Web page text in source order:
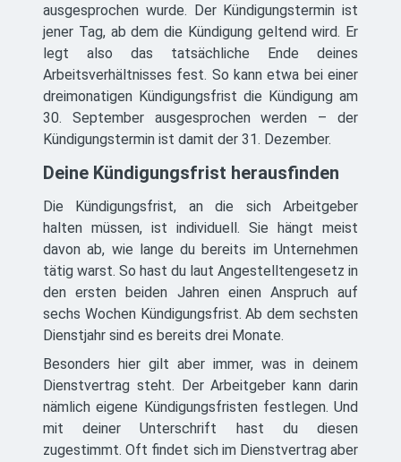
ausgesprochen wurde. Der Kündigungstermin ist
jener Tag, ab dem die Kündigung geltend wird. Er
legt also das tatsächliche Ende deines
Arbeitsverhältnisses fest. So kann etwa bei einer
dreimonatigen Kündigungsfrist die Kündigung am
30. September ausgesprochen werden – der
Kündigungstermin ist damit der 31. Dezember.
Deine Kündigungsfrist herausfinden
Die Kündigungsfrist, an die sich Arbeitgeber
halten müssen, ist individuell. Sie hängt meist
davon ab, wie lange du bereits im Unternehmen
tätig warst. So hast du laut Angestelltengesetz in
den ersten beiden Jahren einen Anspruch auf
sechs Wochen Kündigungsfrist. Ab dem sechsten
Dienstjahr sind es bereits drei Monate.
Besonders hier gilt aber immer, was in deinem
Dienstvertrag steht. Der Arbeitgeber kann darin
nämlich eigene Kündigungsfristen festlegen. Und
mit deiner Unterschrift hast du diesen
zugestimmt. Oft findet sich im Dienstvertrag aber